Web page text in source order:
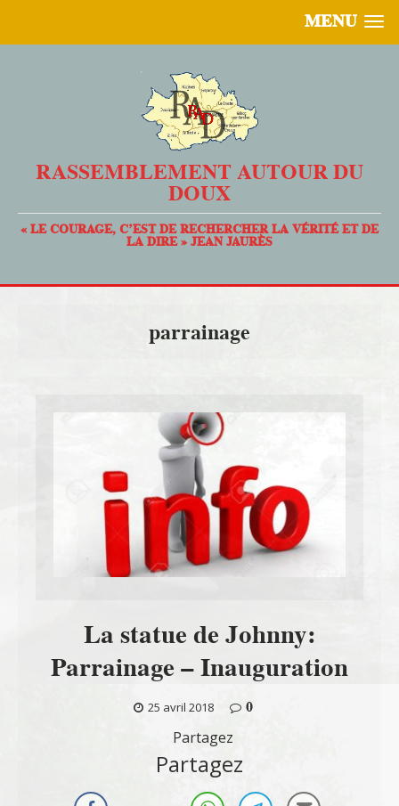
MENU
RASSEMBLEMENT AUTOUR DU
DOUX
« LE COURAGE, C’EST DE RECHERCHER LA VÉRITÉ ET DE
LA DIRE » JEAN JAURÈS
parrainage
La statue de Johnny:
Parrainage – Inauguration
25 avril 2018
0
Partagez
Partagez